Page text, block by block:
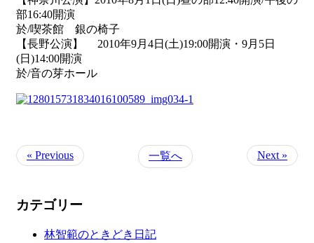
部16:40開演
於/喫茶館 銀の椅子
【長野公演】 2010年9月4日(土)19:00開演・9月5日
(日)14:00開演
於/音の芽ホール
« Previous 一覧へ Next »
カテゴリー
林智範のときどき日記